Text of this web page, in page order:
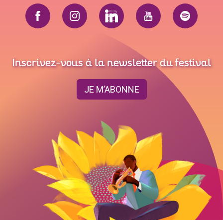
Inscrivez-vous à la newsletter du festival
JE M’ABONNE